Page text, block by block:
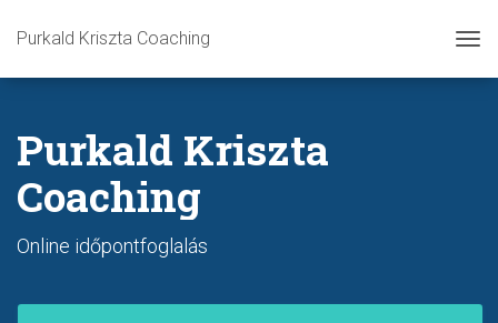
Purkald Kriszta Coaching
Purkald Kriszta
Coaching
Online időpontfoglalás